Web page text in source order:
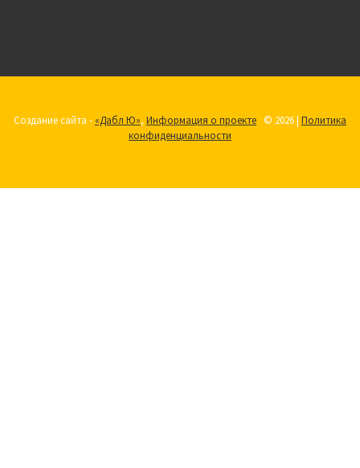
Создание сайта - «Дабл Ю», Информация о проекте © 2026 | Политика
конфиденциальности